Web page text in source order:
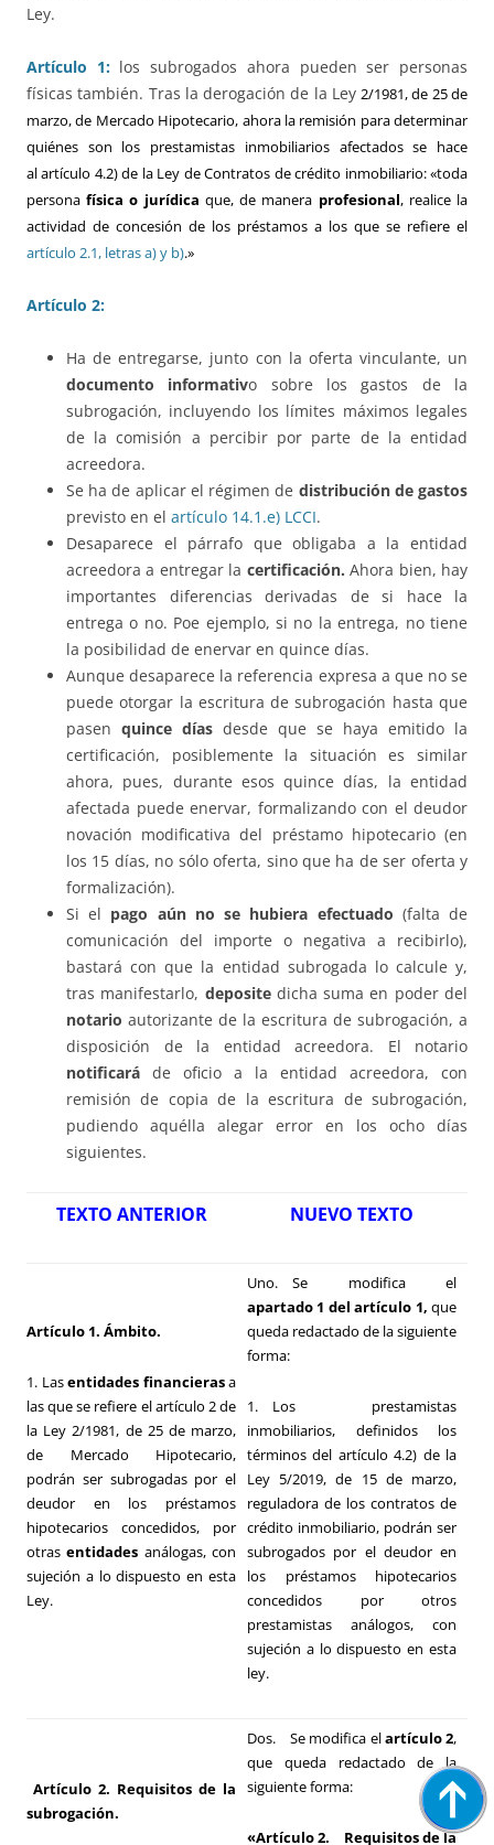
Ley.
Artículo 1:los subrogados ahora pueden ser personas
físicas también. Tras la derogación de la Ley2/1981, de 25 de
marzo, de Mercado Hipotecario, ahora la remisión para determinar
quiénes son los prestamistas inmobiliarios afectados se hace
alartículo 4.2) de la Ley de Contratos de crédito inmobiliario: «toda
personafísica o jurídica que, de manera profesional, realice la
actividad de concesión de los préstamos a los que se refiere el
artículo 2.1, letras a) y b).»
Artículo 2:
Ha de entregarse, junto con la oferta vinculante, un
documento informativo sobre los gastos de la
subrogación, incluyendo los límites máximos legales
de la comisión a percibir por parte de la entidad
acreedora.
Se ha de aplicar el régimen de distribución de gastos
previsto en el artículo 14.1.e) LCCI.
Desaparece el párrafo que obligaba a la entidad
acreedora a entregar la certificación.Ahora bien, hay
importantes diferencias derivadas de si hace la
entrega o no. Poe ejemplo, si no la entrega, no tiene
la posibilidad de enervar en quince días.
Aunque desaparece la referencia expresa a que no se
puede otorgar la escritura de subrogación hasta que
pasen quince días desde que se haya emitido la
certificación, posiblemente la situación es similar
ahora, pues, durante esos quince días, la entidad
afectada puede enervar, formalizando con el deudor
novación modificativa del préstamo hipotecario (en
los 15 días, no sólo oferta, sino que ha de ser oferta y
formalización).
Si el pago aún no se hubiera efectuado (falta de
comunicación del importe o negativa a recibirlo),
bastará con que la entidad subrogada lo calcule y,
tras manifestarlo, deposite dicha suma en poder del
notario autorizante de la escritura de subrogación, a
disposición de la entidad acreedora. El notario
notificará de oficio a la entidad acreedora, con
remisión de copia de la escritura de subrogación,
pudiendo aquélla alegar error en los ocho días
siguientes.
TEXTO ANTERIOR NUEVO TEXTO
Artículo 1. Ámbito.
1. Lasentidades financierasa
las que se refiere el artículo 2 de
la Ley 2/1981, de 25 de marzo,
de Mercado Hipotecario,
podrán ser subrogadas por el
deudor en los préstamos
hipotecarios concedidos, por
otrasentidades análogas, con
sujeción a lo dispuesto en esta
Ley.
Uno. Se modifica el
apartado 1 del artículo 1, que
queda redactado de la siguiente
forma:
1. Los prestamistas
inmobiliarios, definidos los
términos del artículo 4.2) de la
Ley 5/2019, de 15 de marzo,
reguladora de los contratos de
crédito inmobiliario, podrán ser
subrogados por el deudor en
los préstamos hipotecarios
concedidos por otros
prestamistas análogos, con
sujeción a lo dispuesto en esta
ley.
Artículo 2. Requisitos de la
subrogación.
Dos. Se modifica elartículo 2,
que queda redactado de la
siguiente forma:
«Artículo 2. Requisitos de la